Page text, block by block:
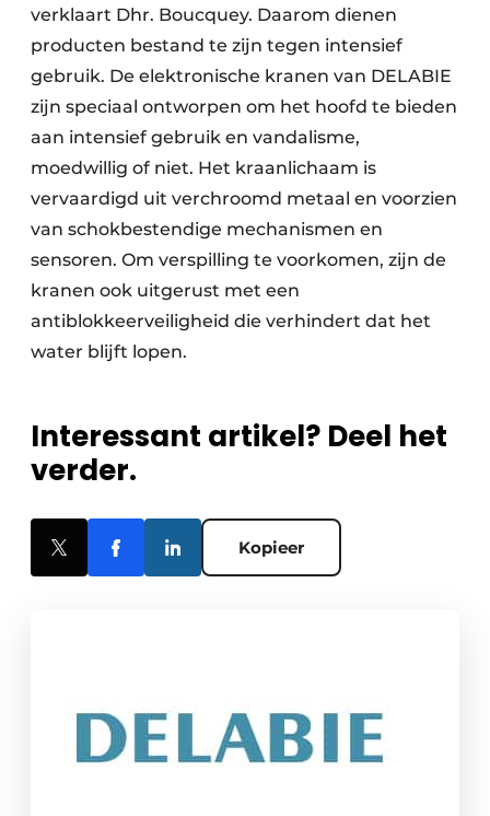
verklaart Dhr. Boucquey. Daarom dienen
producten bestand te zijn tegen intensief
gebruik. De elektronische kranen van DELABIE
zijn speciaal ontworpen om het hoofd te bieden
aan intensief gebruik en vandalisme,
moedwillig of niet. Het kraanlichaam is
vervaardigd uit verchroomd metaal en voorzien
van schokbestendige mechanismen en
sensoren. Om verspilling te voorkomen, zijn de
kranen ook uitgerust met een
antiblokkeerveiligheid die verhindert dat het
water blijft lopen.
Interessant artikel? Deel het
verder.
Kopieer